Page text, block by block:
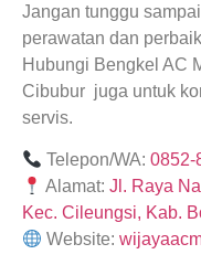
Jangan tunggu
perawatan dan
Hubungi Bengkel AC
Cibubur juga untuk
servis.
Telepon/WA:0852-
Alamat:Jl. Raya
Kec. Cileungsi, Kab.
Website: